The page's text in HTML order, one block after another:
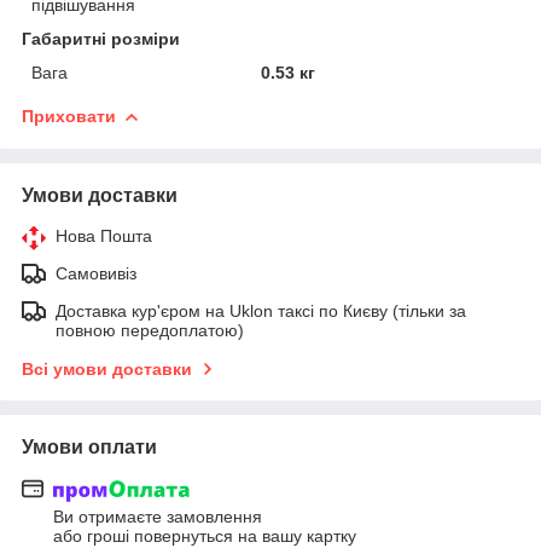
підвішування
Габаритні розміри
Вага
0.53 кг
Приховати
Умови доставки
Нова Пошта
Самовивіз
Доставка кур'єром на Uklon таксі по Києву (тільки за
повною передоплатою)
Всі умови доставки
Умови оплати
Ви отримаєте замовлення
або гроші повернуться на вашу картку